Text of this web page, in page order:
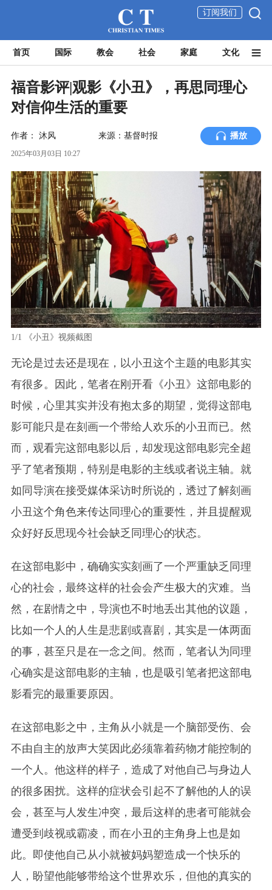
订阅我们
首页 国际 教会 社会 家庭 文化
福音影评|观影《小丑》，再思同理心
对信仰生活的重要
作者： 沐风 来源：基督时报 播放
2025年03月03日 10:27
1/1 《小丑》视频截图
无论是过去还是现在，以小丑这个主题的电影其实
有很多。因此，笔者在刚开看《小丑》这部电影的
时候，心里其实并没有抱太多的期望，觉得这部电
影可能只是在刻画一个带给人欢乐的小丑而已。然
而，观看完这部电影以后，却发现这部电影完全超
乎了笔者预期，特别是电影的主线或者说主轴。就
如同导演在接受媒体采访时所说的，透过了解刻画
小丑这个角色来传达同理心的重要性，并且提醒观
众好好反思现今社会缺乏同理心的状态。
在这部电影中，确确实实刻画了一个严重缺乏同理
心的社会，最终这样的社会会产生极大的灾难。当
然，在剧情之中，导演也不时地丢出其他的议题，
比如一个人的人生是悲剧或喜剧，其实是一体两面
的事，甚至只是在一念之间。然而，笔者认为同理
心确实是这部电影的主轴，也是吸引笔者把这部电
影看完的最重要原因。
在这部电影之中，主角从小就是一个脑部受伤、会
不由自主的放声大笑因此必须靠着药物才能控制的
一个人。他这样的样子，造成了对他自己与身边人
的很多困扰。这样的症状会引起不了解他的人的误
会，甚至与人发生冲突，最后这样的患者可能就会
遭受到歧视或霸凌，而在小丑的主角身上也是如
此。即使他自己从小就被妈妈塑造成一个快乐的
人，盼望他能够带给这个世界欢乐，但他的真实的